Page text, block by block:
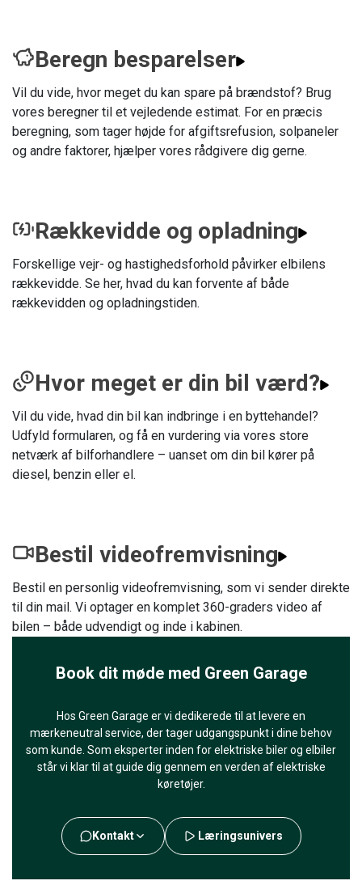
Beregn besparelser
Vil du vide, hvor meget du kan spare på brændstof? Brug
vores beregner til et vejledende estimat. For en præcis
beregning, som tager højde for afgiftsrefusion, solpaneler
og andre faktorer, hjælper vores rådgivere dig gerne.
Rækkevidde og opladning
Forskellige vejr- og hastighedsforhold påvirker elbilens
rækkevidde. Se her, hvad du kan forvente af både
rækkevidden og opladningstiden.
Hvor meget er din bil værd?
Vil du vide, hvad din bil kan indbringe i en byttehandel?
Udfyld formularen, og få en vurdering via vores store
netværk af bilforhandlere – uanset om din bil kører på
diesel, benzin eller el.
Bestil videofremvisning
Bestil en personlig videofremvisning, som vi sender direkte
til din mail. Vi optager en komplet 360-graders video af
bilen – både udvendigt og inde i kabinen.
Book dit møde med Green Garage
Hos Green Garage er vi dedikerede til at levere en
mærkeneutral service, der tager udgangspunkt i dine behov
som kunde. Som eksperter inden for elektriske biler og elbiler
står vi klar til at guide dig gennem en verden af elektriske
køretøjer.
Kontakt Læringsunivers